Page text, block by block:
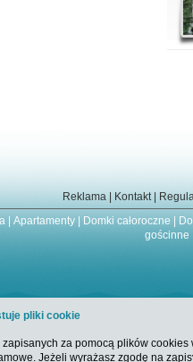
Reklama Kontakt|
Apartamenty Domki całoroczne
gościnne
pliki cookie
za pomocą plików
Jeżeli wyrażasz zgodę na